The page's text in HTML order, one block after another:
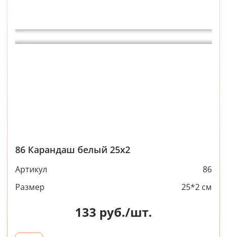
86 Карандаш белый 25х2
Артикул
86
Размер
25*2 см
133 руб./шт.